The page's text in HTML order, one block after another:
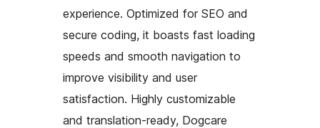
experience. Optimized for SEO and
secure coding, it boasts fast loading
speeds and smooth navigation to
improve visibility and user
satisfaction. Highly customizable
and translation-ready, Dogcare